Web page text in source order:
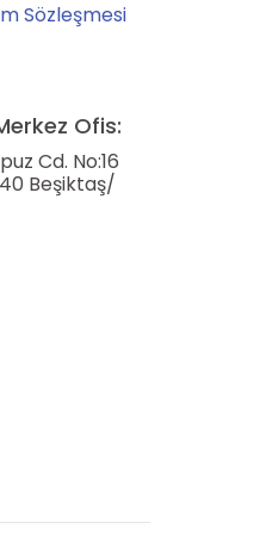
Sözleşmesi
Ofis:
Cd. No:16
Beşiktaş/